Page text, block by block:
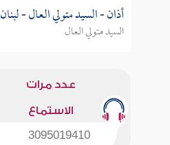
أذان - السيد متولي العال - لبنان
السيد متولي العال
عدد مرات
الاستماع
3095019410